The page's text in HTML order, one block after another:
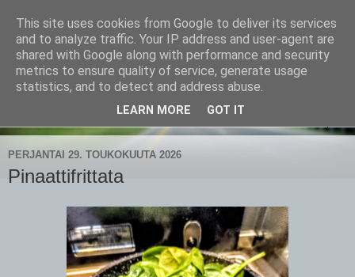
CampaSimpukka
kammen- ja kauhanpyöritystä
PERJANTAI 29. TOUKOKUUTA 2026
Pinaattifrittata
This site uses cookies from Google to deliver its services
and to analyze traffic. Your IP address and user-agent are
shared with Google along with performance and security
metrics to ensure quality of service, generate usage
statistics, and to detect and address abuse.
LEARN MORE GOT IT